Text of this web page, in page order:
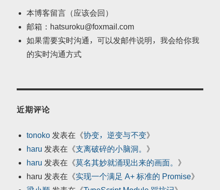
本博客留言（应该会回）
邮箱：hatsuroku@foxmail.com
如果需要实时沟通，可以发邮件说明，我会给你我
的实时沟通方式
近期评论
tonoko 发表在《协变，逆变与不变》
haru 发表在《支离破碎的小脑洞。 》
haru 发表在《莫名其妙就涌现出来的画面。 》
haru 发表在《实现一个满足 A+ 标准的 Promise》